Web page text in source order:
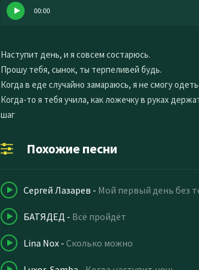
00:00
Наступит день, и я совсем состарюсь.
Прошу тебя, сынок, ты терпеливей будь.
Когда в еде случайно замараюсь, я не смогу
Когда-то я тебя учила, как ложечку в руках
шаг
Похожие песни
Сергей Лазарев - Мой первый день без
БАТЯДЕД - Всё пройдёт
Lina Nox - Сколько можно